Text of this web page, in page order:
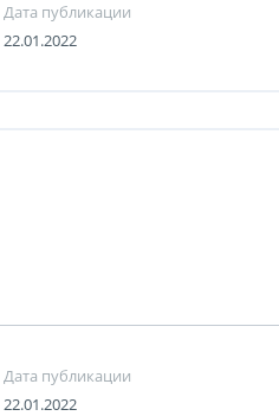
Дата публикации
22.01.2022
Дата публикации
22.01.2022